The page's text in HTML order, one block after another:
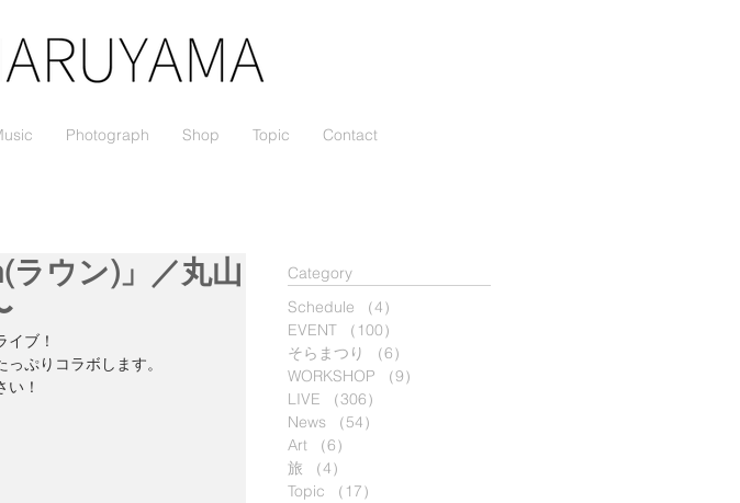
Photograph Shop Topic Contact
ラウン)」／丸山
ブ！
ぷりコラボします。
！
​Category
Schedule
（4）
EVENT
（100）
そらまつり
（6）
WORKSHOP
（9）
LIVE
（306）
News
（54）
Art
（6）
旅
（4）
Topic
（17）